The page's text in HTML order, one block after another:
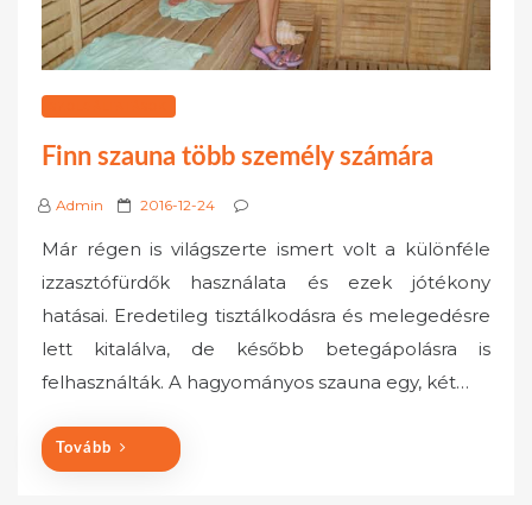
Finn szauna több személy számára
Admin
P
s
t
e
d
o
2016-12-24
Már régen is világszerte ismert volt a különféle
izzasztófürdők használata és ezek jótékony
hatásai. Eredetileg tisztálkodásra és melegedésre
lett kitalálva, de később betegápolásra is
felhasználták. A hagyományos szauna egy, két…
Tovább